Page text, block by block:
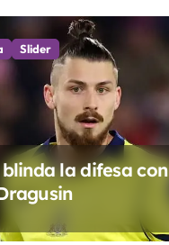
Slider
la difesa con